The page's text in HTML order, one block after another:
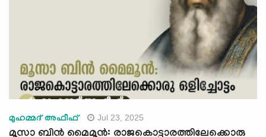
മുഹമ്മദ് അഫീഫ് Jul 23, 2025
മൂസാ ബിൻ മൈമൂൻ: രാജകൊട്ടാരത്തിലേക്കൊരു